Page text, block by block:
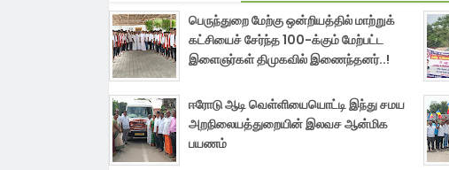
பெருந்துறை மேற்கு ஒன்றியத்தில் மாற்றுக்
கட்சியைச் சேர்ந்த 100-க்கும் மேற்பட்ட
இளைஞர்கள் திமுகவில் இணைந்தனர்..!
ஈரோடு ஆடி வெள்ளியையொட்டி இந்து சமய
அறநிலையத்துறையின் இலவச ஆன்மிக
பயணம்